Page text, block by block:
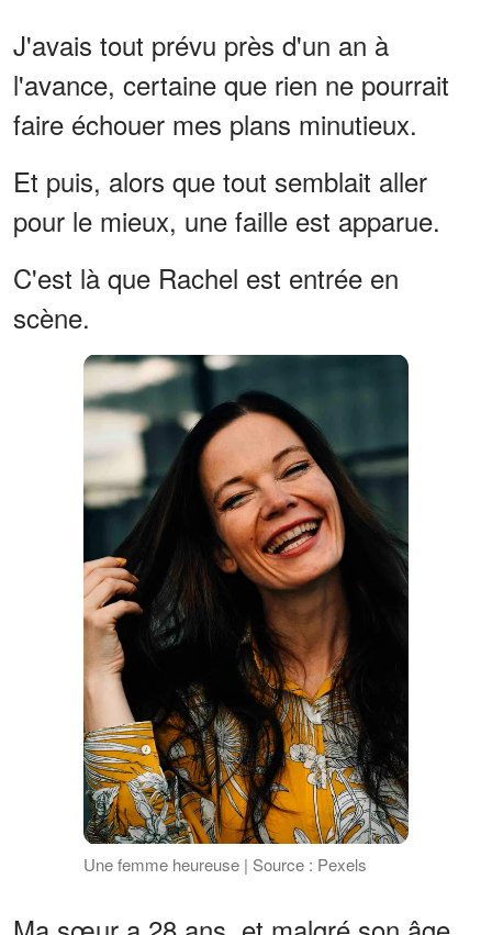
J'avais tout prévu près d'un an à
l'avance, certaine que rien ne pourrait
faire échouer mes plans minutieux.
Et puis, alors que tout semblait aller
pour le mieux, une faille est apparue.
C'est là que Rachel est entrée en
scène.
Une femme heureuse | Source : Pexels